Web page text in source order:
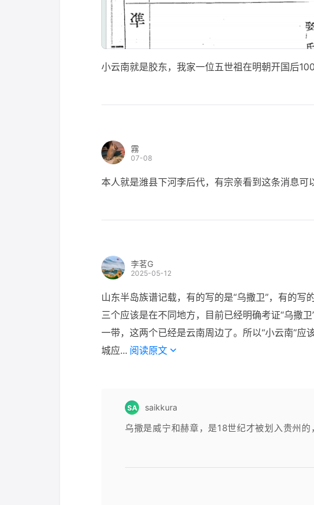
小云南就是胶东，我家一位五世祖在明朝开国后
霧
07-08
本人就是潍县下河李后代，有宗亲看到这条消息可
李茗G
2025-05-12
山东半岛族谱记载，有的写的是“乌撒卫”，有的写
三个应该是在不同地方，目前已经明确考证“乌撒
一带，这两个已经是云南周边了。所以“小云南”应
城应... 阅读原文
SA saikkura
乌撒是威宁和赫章，是18世纪才被划入贵州